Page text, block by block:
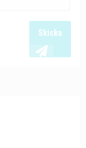
Skicka